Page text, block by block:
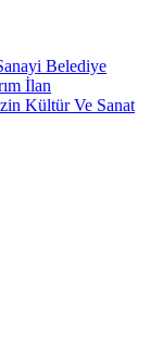
Belediye
İlan
Kültür Ve Sanat